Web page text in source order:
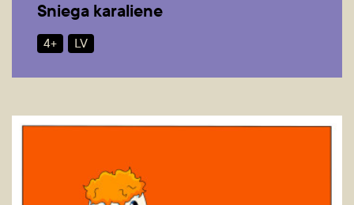
Sniega karaliene
4+ LV